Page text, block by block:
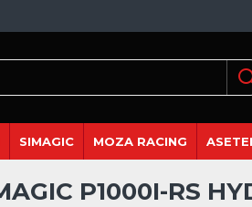
SIMAGIC MOZA RACING
P1000I-RS